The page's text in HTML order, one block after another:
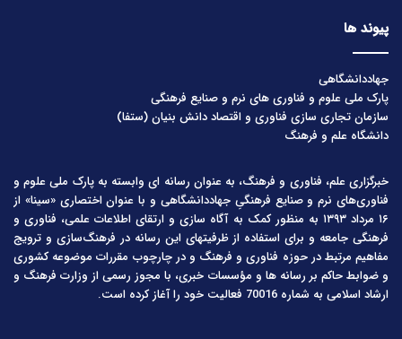
پیوند ها
جهاددانشگاهی
پارک ملی علوم و فناوری های نرم و صنایع فرهنگی
سازمان تجاری سازی فناوری و اقتصاد دانش بنیان (ستفا)
دانشگاه علم و فرهنگ
خبرگزاری علم، فناوری و فرهنگ، به عنوان رسانه ای وابسته به پارک ملی علوم و
فناوری‌های نرم و صنایع فرهنگیِ جهاددانشگاهی و با عنوان اختصاری «سینا» از
۱۶ مرداد ۱۳۹۳ به منظور کمک به آگاه سازی و ارتقای اطلاعات علمی، فناوری و
فرهنگی جامعه و برای استفاده از ظرفیتهای این رسانه در فرهنگ‌سازی و ترویج
مفاهیم مرتبط در حوزه فناوری و فرهنگ و در چارچوب مقررات موضوعه کشوری
و ضوابط حاکم بر رسانه ها و مؤسسات خبری، با مجوز رسمی از وزارت فرهنگ و
ارشاد اسلامی به شماره 70016 فعالیت خود را آغاز کرده است.